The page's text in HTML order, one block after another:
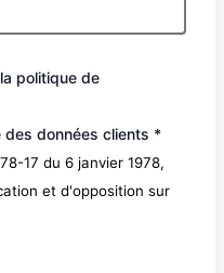
politique de
des données clients *
17 du 6 janvier 1978,
et d'opposition sur